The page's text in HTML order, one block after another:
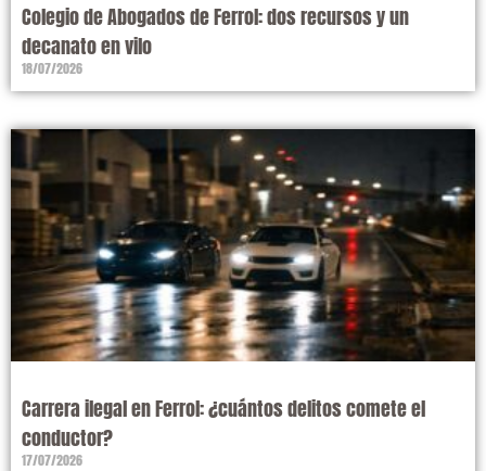
Colegio de Abogados de Ferrol: dos recursos y un
decanato en vilo
18/07/2026
Carrera ilegal en Ferrol: ¿cuántos delitos comete el
conductor?
17/07/2026